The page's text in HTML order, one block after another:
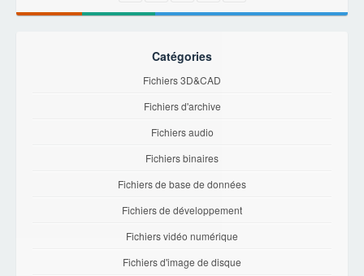
Catégories
Fichiers 3D&CAD
Fichiers d'archive
Fichiers audio
Fichiers binaires
Fichiers de base de données
Fichiers de développement
Fichiers vidéo numérique
Fichiers d'image de disque